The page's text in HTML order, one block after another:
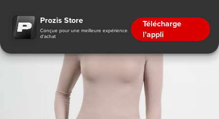
Prozis Store
Conçue pour une meilleure expérience
d'achat
Télécharge
l’appli